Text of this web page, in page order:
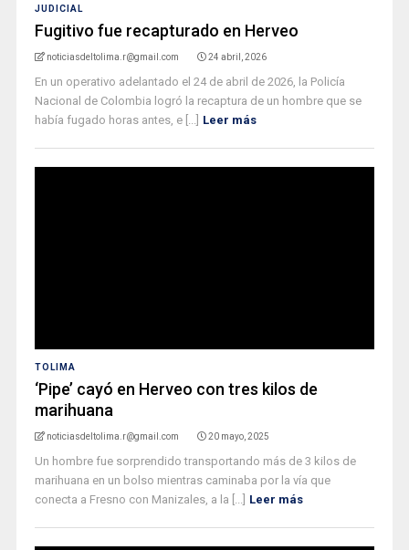
JUDICIAL
Fugitivo fue recapturado en Herveo
noticiasdeltolima.r@gmail.com 24 abril, 2026
En un operativo adelantado el 24 de abril de 2026, la Policía
Nacional de Colombia logró la recaptura de un hombre que se
había fugado horas antes, e [...] Leer más
TOLIMA
‘Pipe’ cayó en Herveo con tres kilos de
marihuana
noticiasdeltolima.r@gmail.com 20 mayo, 2025
Un hombre fue sorprendido transportando más de 3 kilos de
marihuana en un bolso mientras caminaba por la vía que
conecta a Fresno con Manizales, a la [...] Leer más